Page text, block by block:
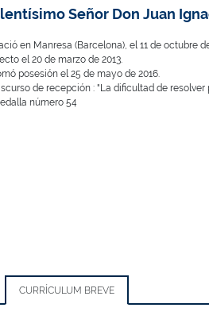
Señor Don Juan
en Manresa (Barcelona), el 11 de octubre
el 20 de marzo de 2013.
posesión el 25 de mayo de 2016.
de recepción : "La dificultad de
número 54
CURRÍCULUM BREVE